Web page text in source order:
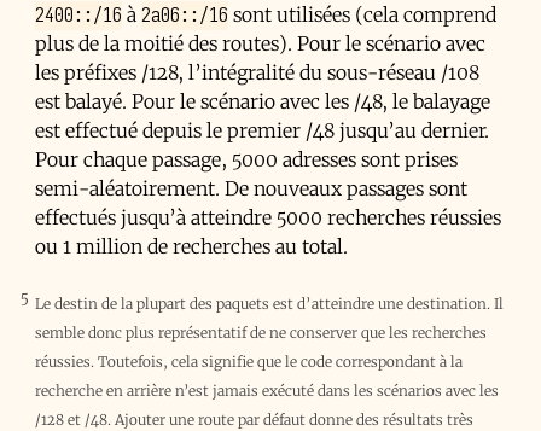
2400::/16 à 2a06::/16 sont utilisées (cela comprend
plus de la moitié des routes). Pour le scénario avec
les préfixes /128, l’intégralité du sous-réseau /108
est balayé. Pour le scénario avec les /48, le balayage
est effectué depuis le premier /48 jusqu’au dernier.
Pour chaque passage, 5000 adresses sont prises
semi-aléatoirement. De nouveaux passages sont
effectués jusqu’à atteindre 5000 recherches réussies
ou 1 million de recherches au total.
5 Le destin de la plupart des paquets est d’atteindre une destination. Il
semble donc plus représentatif de ne conserver que les recherches
réussies. Toutefois, cela signifie que le code correspondant à la
recherche en arrière n’est jamais exécuté dans les scénarios avec les
/128 et /48. Ajouter une route par défaut donne des résultats très